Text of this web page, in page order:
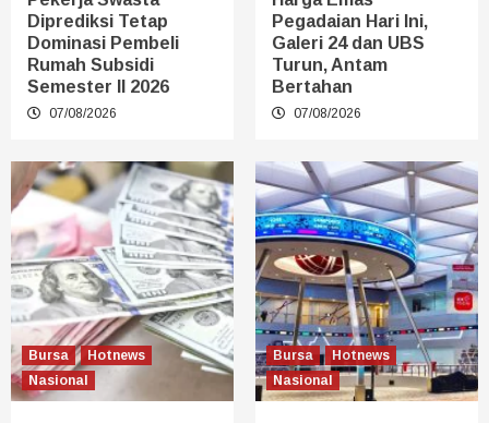
Diprediksi Tetap
Dominasi Pembeli
Rumah Subsidi
Semester II 2026
07/08/2026
Pegadaian Hari Ini,
Galeri 24 dan UBS
Turun, Antam
Bertahan
07/08/2026
Bursa
Hotnews
Nasional
Bursa
Hotnews
Nasional